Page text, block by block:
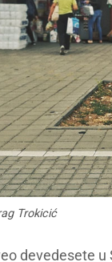
Trokicić
devedesete